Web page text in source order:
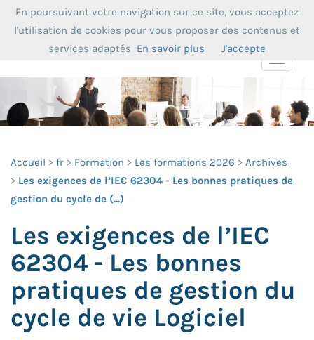
Toggle
Accueil fr Formation Les formations 2026
Archives
Les exigences de l’IEC 62304 - Les bonnes pratiques de
gestion du cycle de (...)
Les exigences de l’IEC
62304 - Les bonnes
pratiques de gestion du
cycle de vie Logiciel
En poursuivant votre navigation sur ce site, vous acceptez
l'utilisation de cookies pour vous proposer des contenus et
services adaptés En savoir plus J'accepte